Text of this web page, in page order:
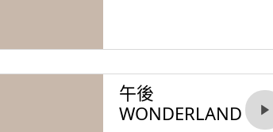
午後
WONDERLAND